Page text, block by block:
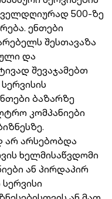
500-ზე
ენთები
შესთავაზა
და
შევაჯამებთ
ბაზარზე
კომპანიები
არ არსებობდა
ხელმისაწვდომი
ან პირდაპირ